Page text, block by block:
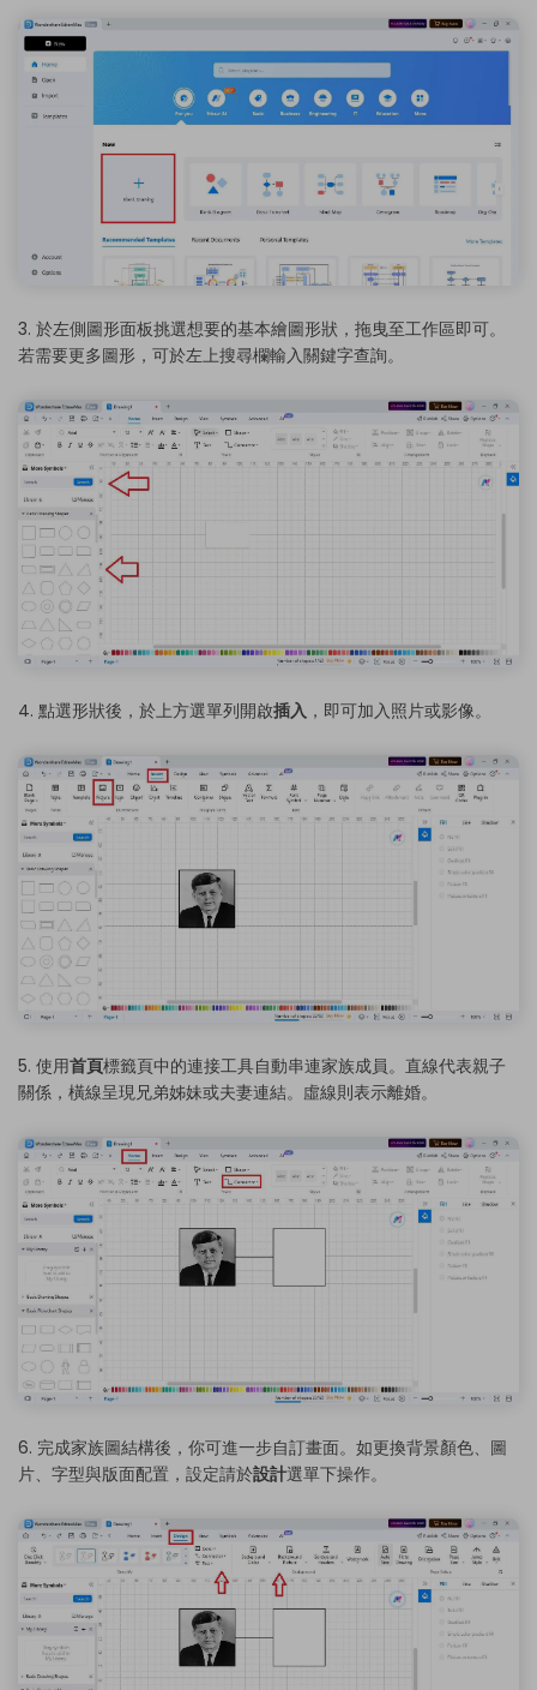
3. 於左側圖形面板挑選想要的基本繪圖形狀，拖曳至工作區即可。
若需要更多圖形，可於左上搜尋欄輸入關鍵字查詢。
4. 點選形狀後，於上方選單列開啟插入 ，即可加入照片或影像。
5. 使用首頁標籤頁中的連接工具自動串連家族成員。直線代表親子
關係，橫線呈現兄弟姊妹或夫妻連結。虛線則表示離婚。
6. 完成家族圖結構後，你可進一步自訂畫面。如更換背景顏色、圖
片、字型與版面配置，設定請於設計選單下操作。